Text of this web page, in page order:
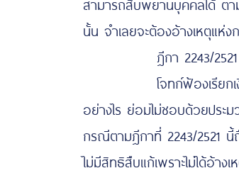
นั้น จำเลยจะต้องอ้างเหตุแห่ง
ฎีกา 2243/2521
โจทก์ฟ้องเรียกเงินตาม
อย่างไร ย่อมไม่ชอบด้วยปร
กรณีตามฎีกาที่ 2243/2521 นี้
ไม่มีสิทธิสืบแก้เพราะไม่ได้อ้า